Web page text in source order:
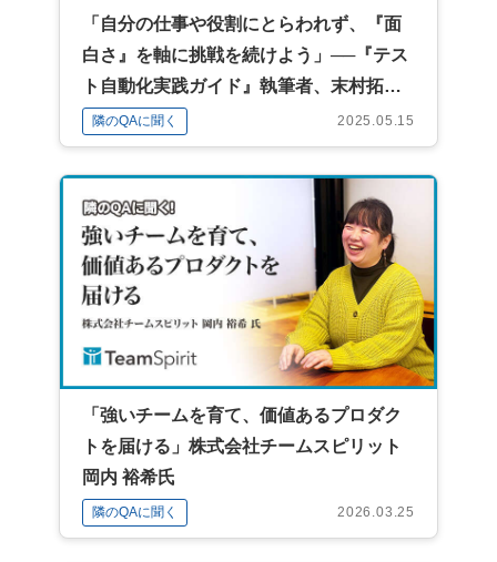
「自分の仕事や役割にとらわれず、『面
白さ』を軸に挑戦を続けよう」──『テス
ト自動化実践ガイド』執筆者、末村拓也
氏に聞く自分の"広げ方"
隣のQAに聞く 2025.05.15
「強いチームを育て、価値あるプロダク
トを届ける」株式会社チームスピリット
岡内 裕希氏
隣のQAに聞く 2026.03.25